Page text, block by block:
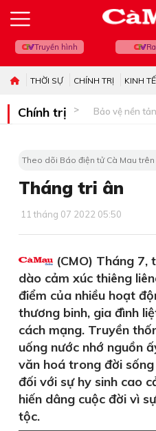
Truyền hình
THỜI SỰ CHÍNH TRỊ KINH TẾ
Chính trị Bảo vệ nền
Theo dõi Báo điện tử Cà Mau trên
Tháng tri ân
11 tháng 07 2022 05:50
(CMO) Tháng
dào cảm xúc thiêng
điểm của nhiều hoạt
thương binh, gia đình
cách mạng. Truyền
uống nước nhớ nguồn
văn hoá trong đời
đối với sự hy sinh cao
hiến dâng cuộc đời vì
tộc.